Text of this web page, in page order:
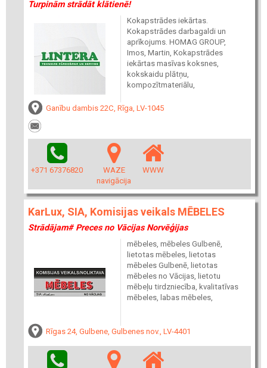
Turpinām strādāt klātienē!
Kokapstrādes iekārtas.
Kokapstrādes darbagaldi un
aprīkojums. HOMAG GROUP,
Imos, Martin, Kokapstrādes
iekārtas masīvas koksnes,
kokskaidu plātņu,
kompozītmateriālu,
Ganību dambis 22C, Rīga, LV-1045
+371 67376820
WAZE
navigācija
WWW
KarLux, SIA, Komisijas veikals MĒBELES
Strādājam# Preces no Vācijas Norvēģijas
mēbeles, mēbeles Gulbenē,
lietotas mēbeles, lietotas
mēbeles Gulbenē, lietotas
mēbeles no Vācijas, lietotu
mēbeļu tirdzniecība, kvalitatīvas
mēbeles, labas mēbeles,
Rīgas 24, Gulbene, Gulbenes nov., LV-4401